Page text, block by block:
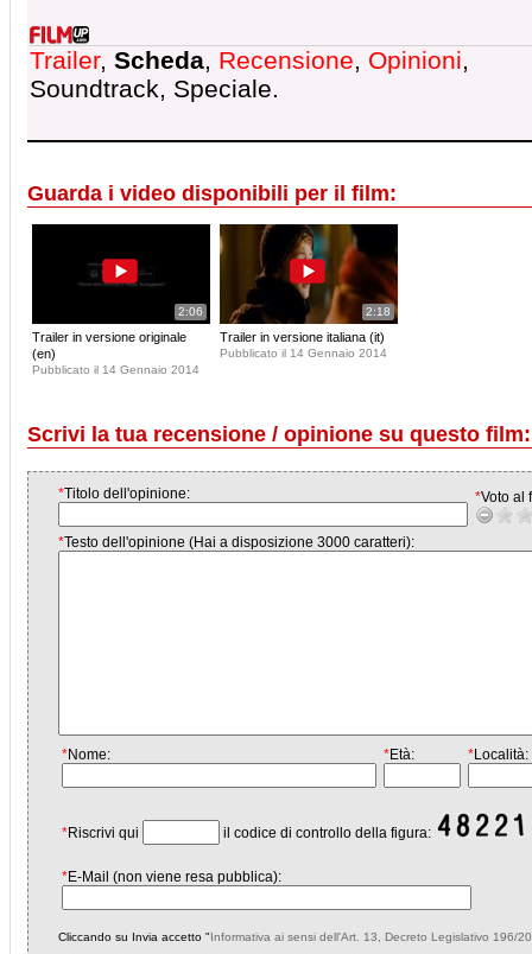
Trailer, Scheda, Recensione, Opinioni,
Soundtrack, Speciale.
Guarda i video disponibili per il film:
2:06
Trailer in versione originale
(en)
Pubblicato il 14 Gennaio 2014
2:18
Trailer in versione italiana (it)
Pubblicato il 14 Gennaio 2014
Scrivi la tua recensione / opinione su questo
*Titolo dell'opinione: *Voto al
*Testo dell'opinione (Hai a disposizione 3000 caratteri):
*Nome: *Età: *Località:
*Riscrivi qui il codice di controllo della figura:
*E-Mail (non viene resa pubblica):
Cliccando su Invia accetto "Informativa ai sensi dell'Art. 13, Decreto Legislativo 196/